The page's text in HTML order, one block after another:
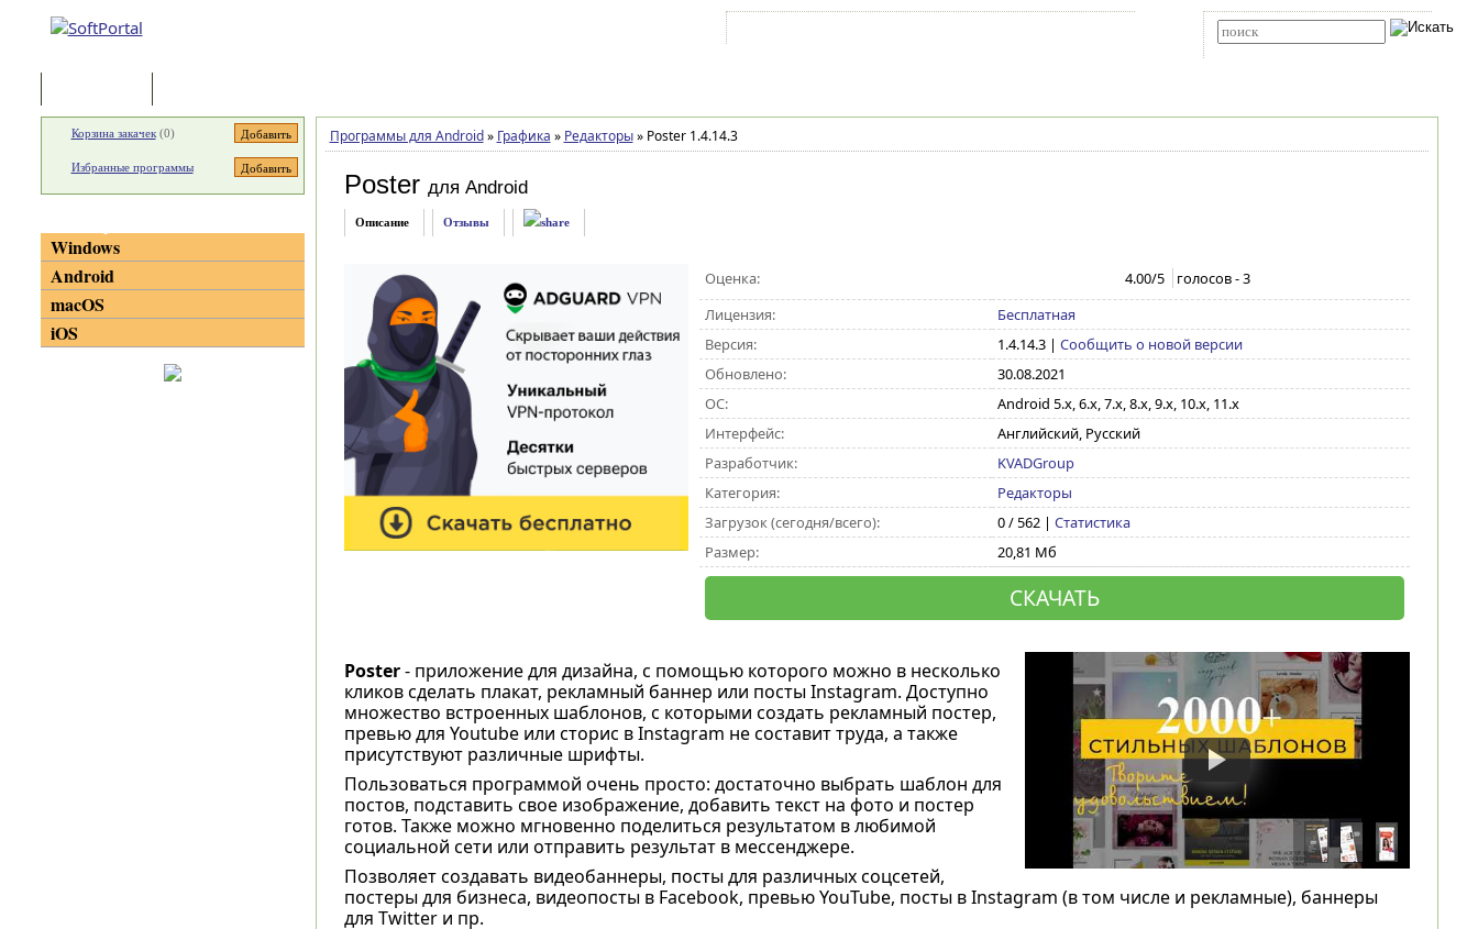
Программы для Android » Графика » Редакторы »Poster 1.4.14.3
Poster для Android
Описание Отзывы
Оценка: 4.00/5 голосов -3
Лицензия:
Бесплатная
Версия:
1.4.14.3| Сообщить о новой версии
Обновлено:
30.08.2021
ОС:
Android 5.x, 6.x, 7.x, 8.x, 9.x, 10.x, 11.x
Интерфейс:
Английский, Русский
Разработчик:
KVADGroup
Категория:
Редакторы
Загрузок (сегодня/всего):
0 / 562 | Статистика
Размер:
20,81 Мб
СКАЧАТЬ
Poster- приложение для дизайна, с помощью которого можно в несколько
кликов сделать плакат, рекламный баннер или посты Instagram. Доступно
множество встроенных шаблонов, с которыми создать рекламный постер,
превью для Youtube или сторис в Instagram не составит труда, а также
присутствуют различные шрифты.
Пользоваться программой очень просто: достаточно выбрать шаблон для
постов, подставить свое изображение, добавить текст на фото и постер
готов. Также можно мгновенно поделиться результатом в любимой
социальной сети или отправить результат в мессенджере.
Позволяет создавать видеобаннеры, посты для различных соцсетей,
постеры для бизнеса, видеопосты в Facebook, превью YouTube, посты в Instagram (в том числе и рекламные), баннеры
для Twitter и пр.
Корзина закачек(0)
Избранные программы
Windows
Android
macOS
iOS